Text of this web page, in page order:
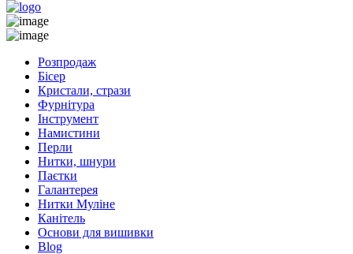
Розпродаж
Бісер
Кристали, стрази
Фурнітура
Інструмент
Намистини
Перли
Нитки, шнури
Паєтки
Галантерея
Нитки Муліне
Канітель
Основи для вишивки
Blog